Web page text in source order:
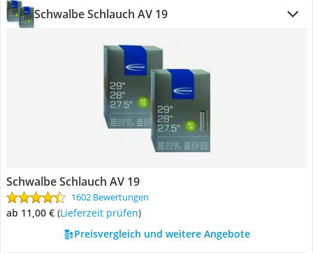
Schwalbe Schlauch AV 19
Schwalbe Schlauch AV 19
1602 Bewertungen
ab 11,00 € (Lieferzeit prüfen)
Preisvergleich und weitere Angebote